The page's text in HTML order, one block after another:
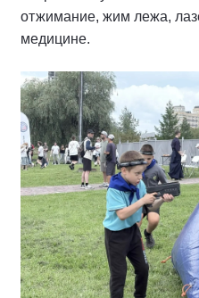
отжимание, жим лежа,
медицине.